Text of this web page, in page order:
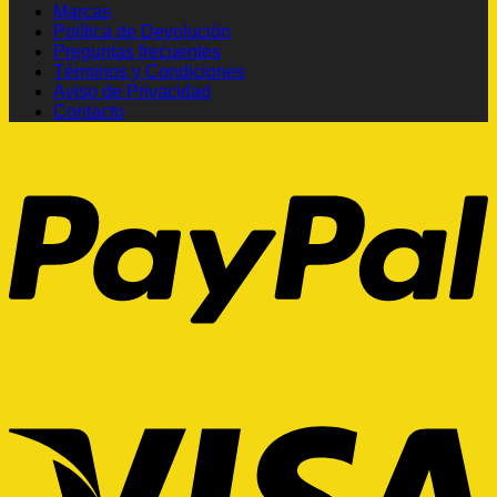
Marcas
Política de Devolución
Preguntas frecuentes
Términos y Condiciones
Aviso de Privacidad
Contacto